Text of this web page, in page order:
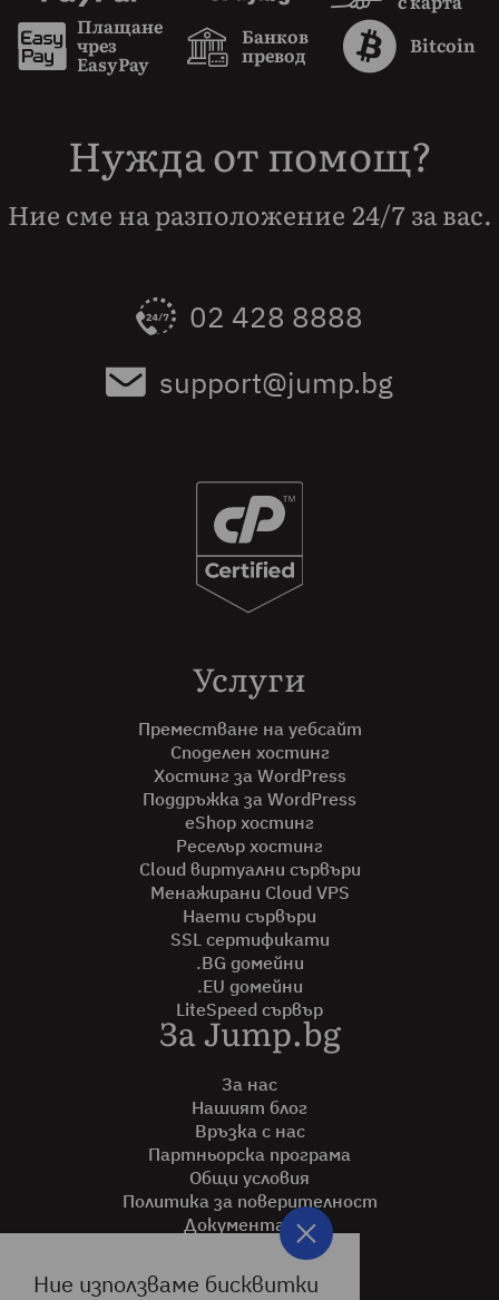
с карта
Плащане
чрез
EasyPay
Банков
превод
Bitcoin
Нужда от помощ?
Ние сме на разположение 24/7 за вас.
02 428 8888
support@jump.bg
Услуги
Преместване на уебсайт
Споделен хостинг
Хостинг за WordPress
Поддръжка за WordPress
eShop хостинг
Реселър хостинг
Cloud виртуални сървъри
Менажирани Cloud VPS
Наети сървъри
SSL сертификати
.BG домейни
.EU домейни
LiteSpeed сървър
За Jump.bg
За нас
Нашият блог
Връзка с нас
Партньорска програма
Общи условия
Политика за поверителност
Документация
Ние използваме бисквитки